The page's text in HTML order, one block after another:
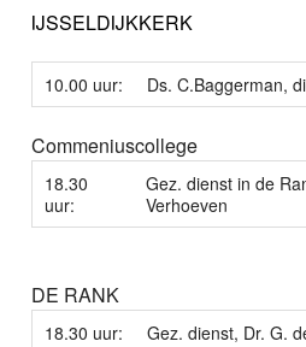
IJSSELDIJKKERK
10.00 uur: Ds. C.Baggerman,
Commeniuscollege
18.30
uur:
Gez. dienst in de
Verhoeven
DE RANK
18.30 uur: Gez. dienst, Dr. G.